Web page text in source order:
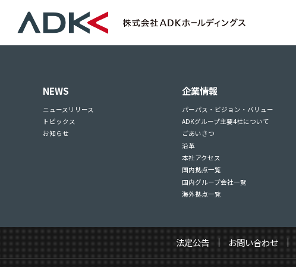
NEWS
ニュースリリース
トピックス
お知らせ
企業情報
パーパス・ビジョン・バリュー
ADKグループ主要4社について
ごあいさつ
沿革
本社アクセス
国内拠点一覧
国内グループ会社一覧
海外拠点一覧
法定公告 お問い合わせ